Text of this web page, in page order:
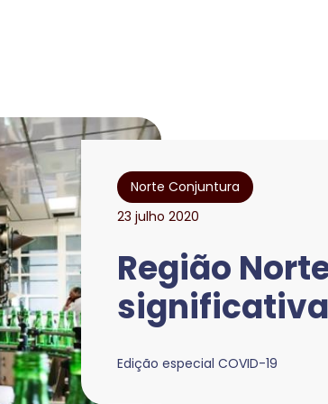
e
Norte Conjuntura
23 julho 2020
Região
Edição especial COVID-19